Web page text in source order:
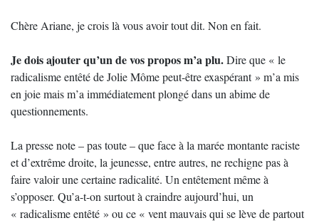
Chère Ariane, je crois là vous avoir tout dit. Non en fait.
Je dois ajouter qu’un de vos propos m’a plu.Dire que « le
radicalisme entêté de Jolie Môme peut-être exaspérant » m’a mis
en joie mais m’a immédiatement plongé dans un abime de
questionnements.
La presse note – pas toute – que face à la marée montante raciste
et d’extrême droite, la jeunesse, entre autres, ne rechigne pas à
faire valoir une certaine radicalité. Un entêtement même à
s’opposer. Qu’a-t-on surtout à craindre aujourd’hui, un
« radicalisme entêté » ou ce « vent mauvais qui se lève de partout